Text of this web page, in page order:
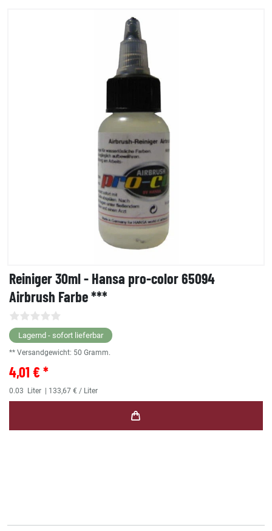
Reiniger 30ml - Hansa pro-color 65094
Airbrush Farbe ***
Lagernd - sofort lieferbar
** Versandgewicht: 50 Gramm.
4,01 € *
0.03 Liter | 133,67 € / Liter